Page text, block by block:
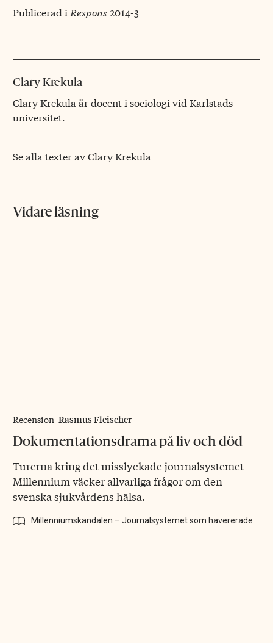
Publicerad i Respons 2014-3
Clary Krekula
Clary Krekula är docent i sociologi vid Karlstads
universitet.
Se alla texter av Clary Krekula
Vidare läsning
Recension Rasmus Fleischer
Dokumentationsdrama på liv och död
Turerna kring det misslyckade journalsystemet
Millennium väcker allvarliga frågor om den
svenska sjukvårdens hälsa.
Millenniumskandalen – Journalsystemet som havererade